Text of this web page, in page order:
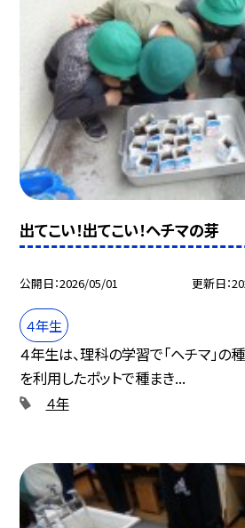
出てこい！出てこい！ヘチマの芽
公開日 2026/05/01 更新日
４年生
４年生は、理科の学習で「ヘチマ」の
を利用したポットで種まき...
４年